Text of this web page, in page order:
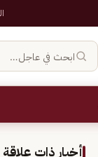
ابحث في عاجل…
أخبار ذات علاقة